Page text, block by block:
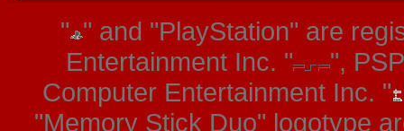
" " and "PlayStation" are
Entertainment Inc. "
",
Computer Entertainment Inc. "
"Memory Stick Duo" logotype